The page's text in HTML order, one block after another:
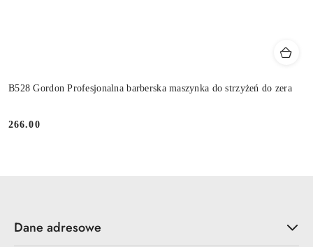
B528 Gordon Profesjonalna barberska maszynka do strzyżeń do zera
Cena:
266.00
Dane adresowe